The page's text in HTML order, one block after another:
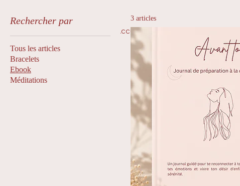
Accueil
Rechercher par
Tous les articles
Bracelets
Ebook
Méditations
3 articles